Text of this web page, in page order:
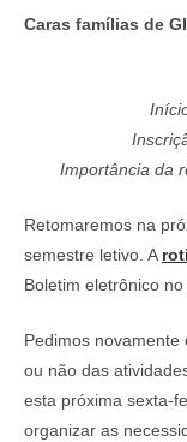
Caras famílias de
Importância da
Retomaremos na
semestre letivo. A
Boletim eletrônico
Pedimos
ou não das
esta próxima sexta-
organizar as